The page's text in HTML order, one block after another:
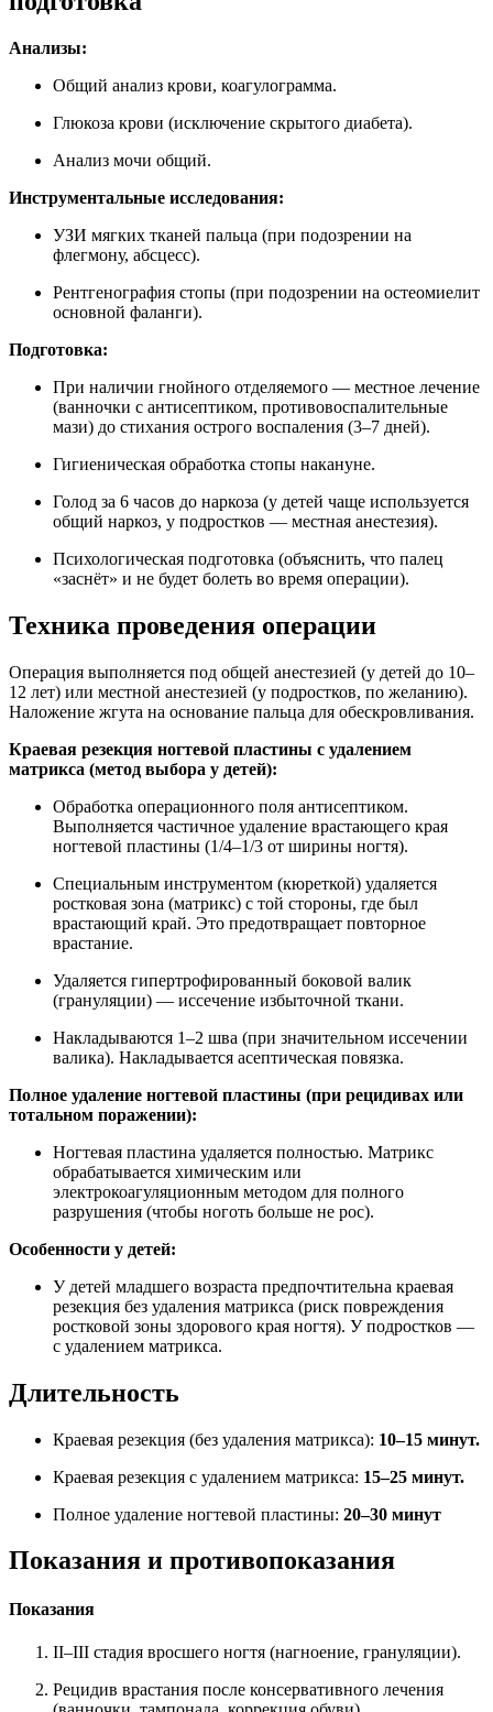
Анализы:
Общий анализ крови, коагулограмма.
Глюкоза крови (исключение скрытого диабета).
Анализ мочи общий.
Инструментальные исследования:
УЗИ мягких тканей пальца (при подозрении на
флегмону, абсцесс).
Рентгенография стопы (при подозрении на остеомиелит
основной фаланги).
Подготовка:
При наличии гнойного отделяемого — местное лечение
(ванночки с антисептиком, противовоспалительные
мази) до стихания острого воспаления (3–7 дней).
Гигиеническая обработка стопы накануне.
Голод за 6 часов до наркоза (у детей чаще используется
общий наркоз, у подростков — местная анестезия).
Психологическая подготовка (объяснить, что палец
«заснёт» и не будет болеть во время операции).
Техника проведения операции
Операция выполняется под общей анестезией (у детей до 10–
12 лет) или местной анестезией (у подростков, по желанию).
Наложение жгута на основание пальца для обескровливания.
Краевая резекция ногтевой пластины с удалением
матрикса (метод выбора у детей):
Обработка операционного поля антисептиком.
Выполняется частичное удаление врастающего края
ногтевой пластины (1/4–1/3 от ширины ногтя).
Специальным инструментом (кюреткой) удаляется
ростковая зона (матрикс) с той стороны, где был
врастающий край. Это предотвращает повторное
врастание.
Удаляется гипертрофированный боковой валик
(грануляции) — иссечение избыточной ткани.
Накладываются 1–2 шва (при значительном иссечении
валика). Накладывается асептическая повязка.
Полное удаление ногтевой пластины (при рецидивах или
тотальном поражении):
Ногтевая пластина удаляется полностью. Матрикс
обрабатывается химическим или
электрокоагуляционным методом для полного
разрушения (чтобы ноготь больше не рос).
Особенности у детей:
У детей младшего возраста предпочтительна краевая
резекция без удаления матрикса (риск повреждения
ростковой зоны здорового края ногтя). У подростков —
с удалением матрикса.
Длительность
Краевая резекция (без удаления матрикса): 10–15 минут.
Краевая резекция с удалением матрикса: 15–25 минут.
Полное удаление ногтевой пластины: 20–30 минут
Показания и противопоказания
Показания
II–III стадия вросшего ногтя (нагноение, грануляции).
Рецидив врастания после консервативного лечения